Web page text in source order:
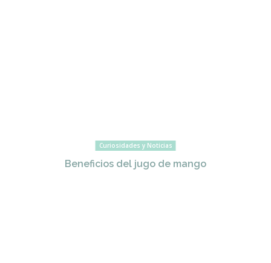
Curiosidades y Noticias
Beneficios del jugo de mango